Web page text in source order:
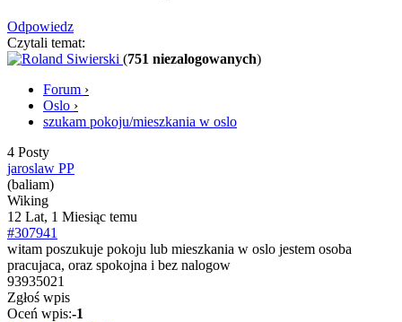
Odpowiedz
Czytali temat:
(751 niezalogowanych)
Forum ›
Oslo ›
szukam pokoju/mieszkania w oslo
4 Posty
jaroslaw PP
(baliam)
Wiking
12 Lat, 1 Miesiąc temu
#307941
witam poszukuje pokoju lub mieszkania w oslo jestem osoba
pracujaca, oraz spokojna i bez nalogow
93935021
Zgłoś wpis
Oceń wpis:-1